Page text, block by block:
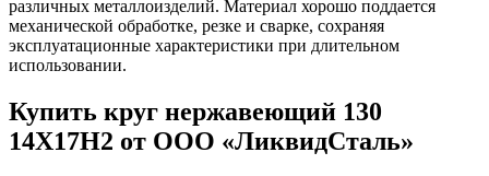
различных металлоизделий. Материал хорошо поддается
механической обработке, резке и сварке, сохраняя
эксплуатационные характеристики при длительном
использовании.
Купить круг нержавеющий 130
14Х17Н2 от ООО «ЛиквидСталь»